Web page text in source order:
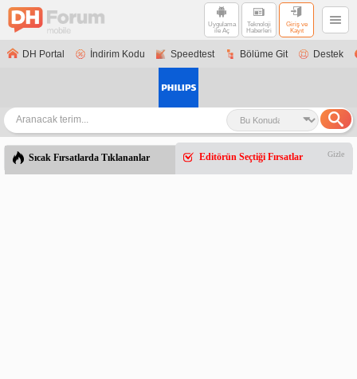
Uygulama
ile Aç
Teknoloji
Haberleri
Giriş ve
Kayıt
DH Portal İndirim Kodu Speedtest Bölüme Git Destek
Sıcak Fırsatlarda Tıklananlar Editörün Seçtiği Fırsatlar Gizle